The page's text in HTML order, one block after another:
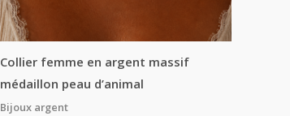
Collier femme en argent massif
médaillon peau d’animal
Bijoux argent